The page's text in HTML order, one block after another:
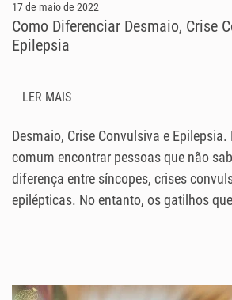
17 de maio de 2022
Como Diferenciar Desmaio, Crise
Epilepsia
LER MAIS
Desmaio, Crise Convulsiva e Epilepsia.
comum encontrar pessoas que não
diferença entre síncopes, crises
epilépticas. No entanto, os gatilhos